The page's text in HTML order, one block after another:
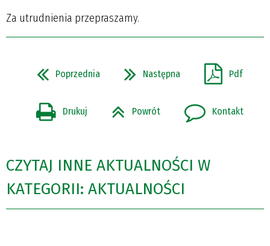
Za utrudnienia przepraszamy.
Poprzednia Następna Pdf
Drukuj Powrót Kontakt
CZYTAJ INNE AKTUALNOŚCI W
KATEGORII: AKTUALNOŚCI